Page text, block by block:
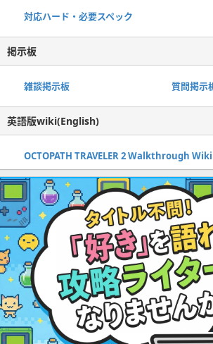
対応ハード・必要スペック
掲示板
雑談掲示板 質問掲示
英語版wiki(English)
OCTOPATH TRAVELER 2 Walkthrough Wiki